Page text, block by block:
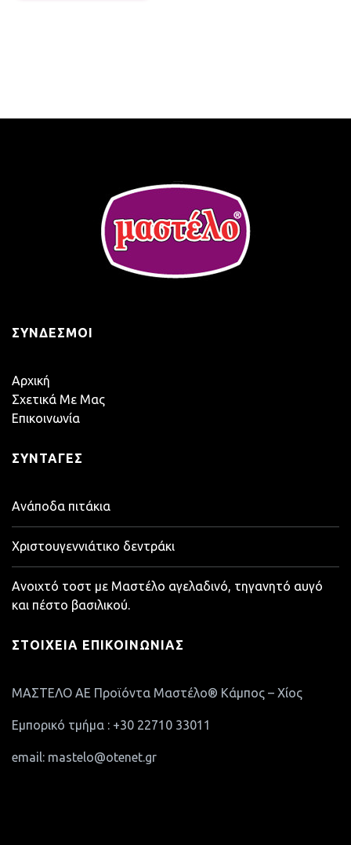
ΣΎΝΔΕΣΜΟΙ
Αρχική
Σχετικά Με Μας
Επικοινωνία
ΣΥΝΤΑΓΈΣ
Ανάποδα πιτάκια
Χριστουγεννιάτικο δεντράκι
Ανοιχτό τοστ με Μαστέλο αγελαδινό, τηγανητό αυγό
και πέστο βασιλικού.
ΣΤΟΙΧΕΊΑ ΕΠΙΚΟΙΝΩΝΊΑΣ
ΜΑΣΤΕΛΟ ΑΕ Προϊόντα Μαστέλο® Κάμπος – Χίος
Εμπορικό τμήμα : +30 22710 33011
email: mastelo@otenet.gr